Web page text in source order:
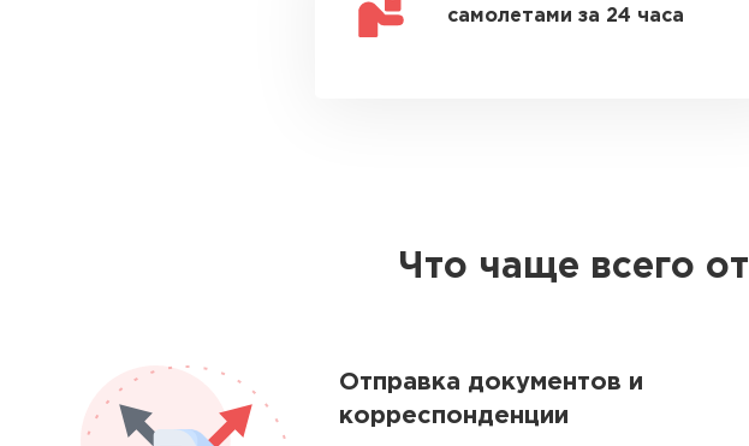
самолетами за 24 часа
Что чаще всего
Отправка документов и
корреспонденции